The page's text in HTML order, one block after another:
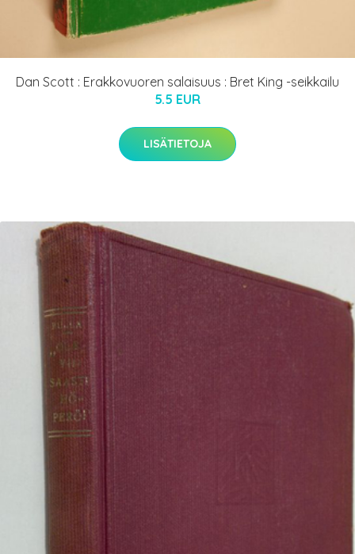
Dan Scott : Erakkovuoren salaisuus : Bret King -seikkailu
5.5 EUR
LISÄTIETOJA